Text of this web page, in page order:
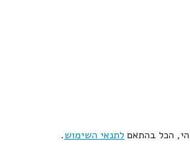
הכל בהתאם לתנאי השימוש.